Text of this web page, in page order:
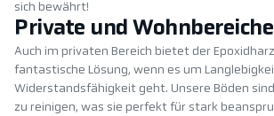
sich bewährt!
Private und Wohnbereiche
Auch im privaten Bereich bietet der
fantastische Lösung, wenn es um
Widerstandsfähigkeit geht. Unsere Böden
zu reinigen, was sie perfekt für stark